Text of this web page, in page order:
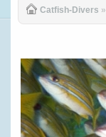
Catfish-Divers »